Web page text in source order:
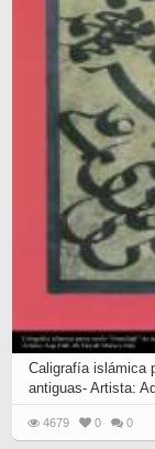
Caligrafía islámica
antiguas- Artista:
4679 0 0